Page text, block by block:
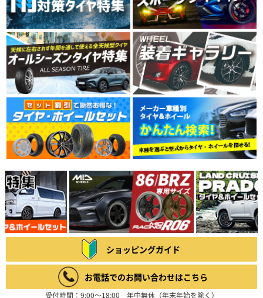
ショッピングガイド
お電話でのお問い合わせはこちら
受付時間：9:00～18:00 年中無休（年末年始を除く）